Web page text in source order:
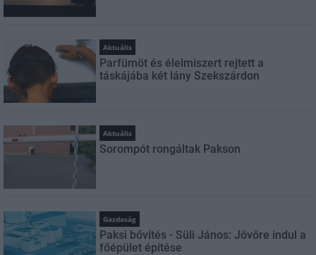
Aktuális
Parfümöt és élelmiszert rejtett a
táskájába két lány Szekszárdon
Aktuális
Sorompót rongáltak Pakson
Gazdaság
Paksi bővítés - Süli János: Jövőre indul a
főépület építése